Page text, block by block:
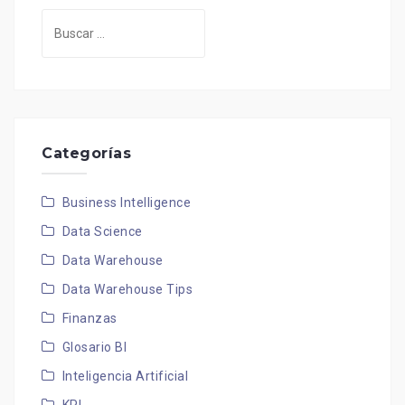
Categorías
Business Intelligence
Data Science
Data Warehouse
Data Warehouse Tips
Finanzas
Glosario BI
Inteligencia Artificial